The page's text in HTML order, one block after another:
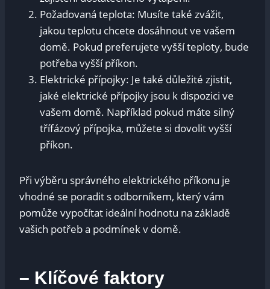
Požadovaná teplota: Musíte také zvážit,
jakou teplotu chcete dosáhnout ve vašem
domě. Pokud preferujete vyšší teploty, bude
potřeba vyšší příkon.
Elektrické přípojky: Je také důležité zjistit,
jaké elektrické přípojky jsou k dispozici ve
vašem domě. Například pokud máte silný
třífázový přípojka, můžete si dovolit vyšší
příkon.
Při výběru správného elektrického příkonu je
vhodné se poradit s odborníkem, který vám
pomůže vypočítat ideální hodnotu na základě
vašich potřeb a podmínek v domě.
– Klíčové faktory